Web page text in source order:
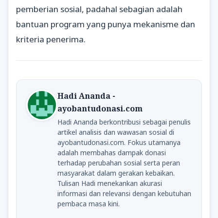
pemberian sosial, padahal sebagian adalah
bantuan program yang punya mekanisme dan
kriteria penerima.
Hadi Ananda -
ayobantudonasi.com
Hadi Ananda berkontribusi sebagai penulis
artikel analisis dan wawasan sosial di
ayobantudonasi.com. Fokus utamanya
adalah membahas dampak donasi
terhadap perubahan sosial serta peran
masyarakat dalam gerakan kebaikan.
Tulisan Hadi menekankan akurasi
informasi dan relevansi dengan kebutuhan
pembaca masa kini.